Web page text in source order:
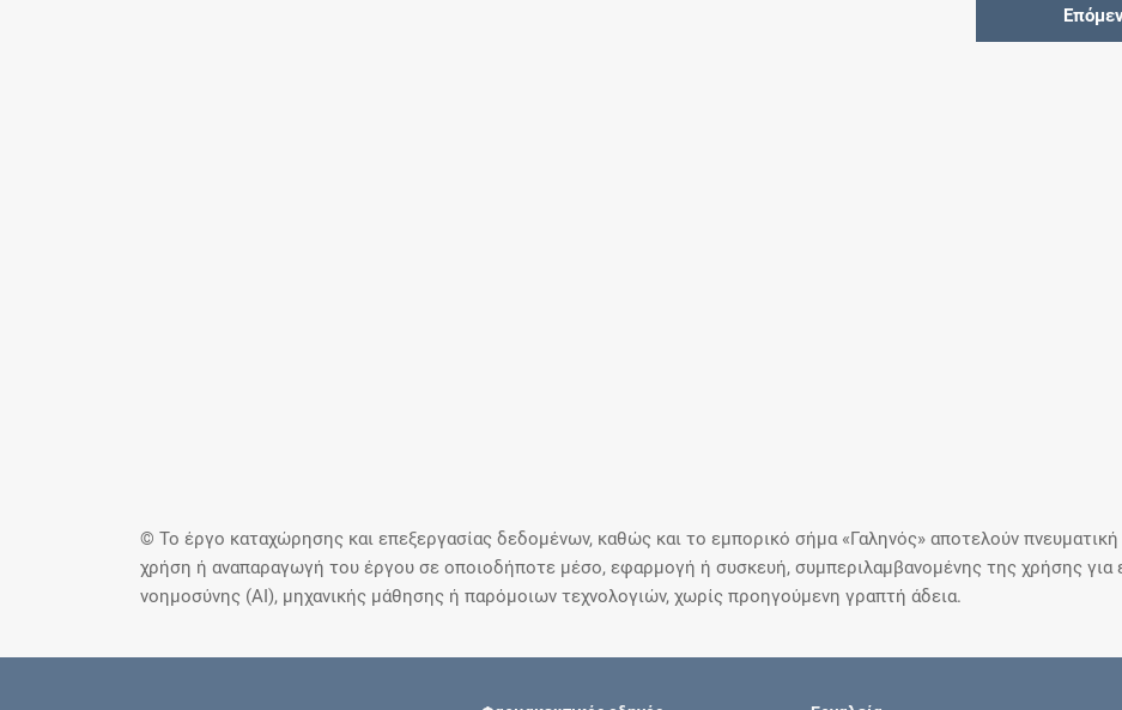
© Το έργο καταχώρησης και επεξεργασίας δεδομένων, καθώς και το εμπορικό σήμα «Γαληνός» αποτελούν
χρήση ή αναπαραγωγή του έργου σε οποιοδήποτε μέσο, εφαρμογή ή συσκευή, συμπεριλαμβανομένης της χρήσης για
νοημοσύνης (AI), μηχανικής μάθησης ή παρόμοιων τεχνολογιών, χωρίς προηγούμενη γραπτή άδεια.